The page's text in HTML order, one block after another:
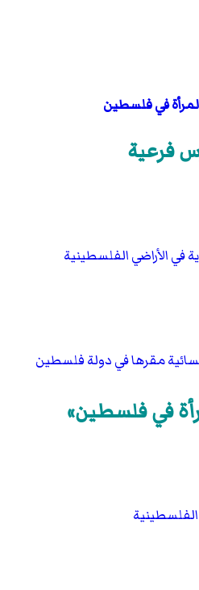
في فلسطين
فرعية
في الأراضي الفلسطينية
مقرها في دولة فلسطين
في فلسطين»
الفلسطينية